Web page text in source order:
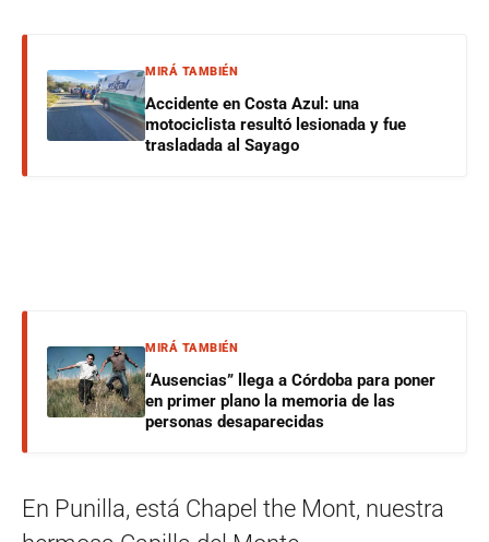
MIRÁ TAMBIÉN
Accidente en Costa Azul: una
motociclista resultó lesionada y fue
trasladada al Sayago
MIRÁ TAMBIÉN
“Ausencias” llega a Córdoba para poner
en primer plano la memoria de las
personas desaparecidas
En Punilla, está Chapel the Mont, nuestra